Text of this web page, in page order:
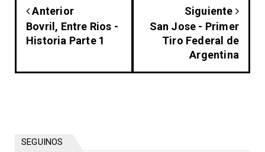
Anterior
Bovril, Entre Rios -
Historia Parte 1
Siguiente
San Jose - Primer
Tiro Federal de
Argentina
SEGUINOS